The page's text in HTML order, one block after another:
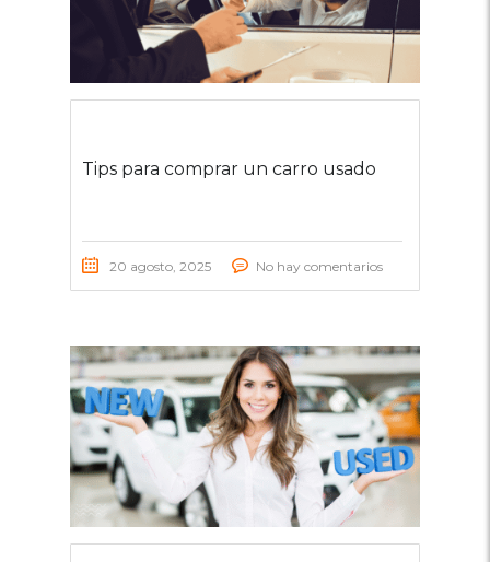
Tips para comprar un carro usado
20 agosto, 2025 No hay comentarios